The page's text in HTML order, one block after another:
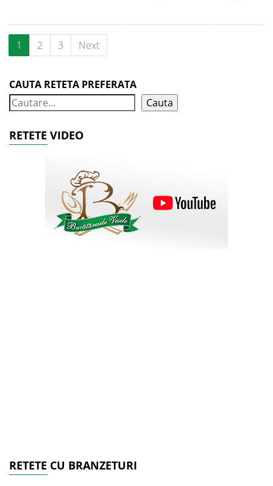
1 2 3 Next
CAUTA RETETA PREFERATA
Cauta
RETETE VIDEO
RETETE CU BRANZETURI